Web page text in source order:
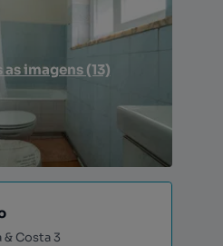
as imagens (13)
& Costa 3